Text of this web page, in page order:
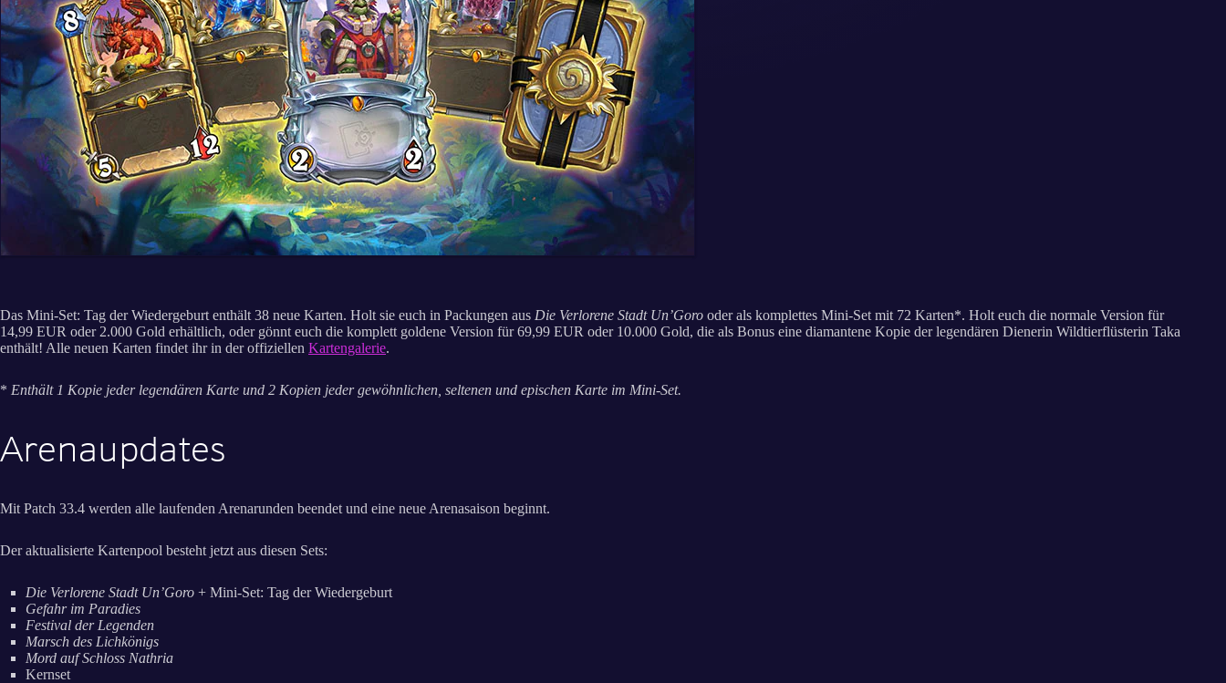
Das Mini-Set: Tag der Wiedergeburt enthält 38 neue Karten. Holt sie euch in Packungen aus Die Verlorene Stadt Un’Goro oder als komplettes Mini-Set mit 72 Karten*. Holt euch die normale Version für
14,99 EUR oder 2.000 Gold erhältlich, oder gönnt euch die komplett goldene Version für 69,99 EUR oder 10.000 Gold, die als Bonus eine diamantene Kopie der legendären Dienerin Wildtierflüsterin Taka
enthält! Alle neuen Karten findet ihr in der offiziellen Kartengalerie.
* Enthält 1 Kopie jeder legendären Karte und 2 Kopien jeder gewöhnlichen, seltenen und epischen Karte im Mini-Set.
Arenaupdates
Mit Patch 33.4 werden alle laufenden Arenarunden beendet und eine neue Arenasaison beginnt.
Der aktualisierte Kartenpool besteht jetzt aus diesen Sets:
Die Verlorene Stadt Un’Goro + Mini-Set: Tag der Wiedergeburt
Gefahr im Paradies
Festival der Legenden
Marsch des Lichkönigs
Mord auf Schloss Nathria
Kernset